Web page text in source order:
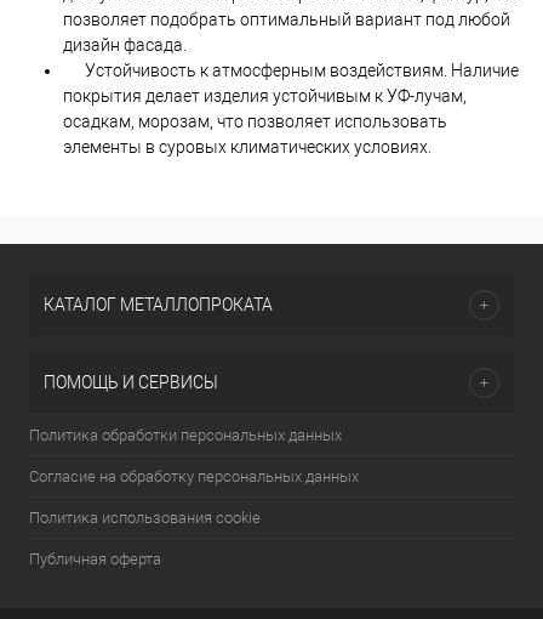
позволяет подобрать оптимальный вариант под любой
дизайн фасада.
Устойчивость к атмосферным воздействиям. Наличие
покрытия делает изделия устойчивым к УФ-лучам,
осадкам, морозам, что позволяет использовать
элементы в суровых климатических условиях.
КАТАЛОГ МЕТАЛЛОПРОКАТА
ПОМОЩЬ И СЕРВИСЫ
Политика обработки персональных данных
Согласие на обработку персональных данных
Политика использования cookie
Публичная оферта